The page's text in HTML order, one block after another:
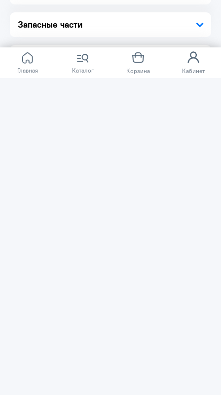
Главная Каталог Корзина Кабинет
Запасные части